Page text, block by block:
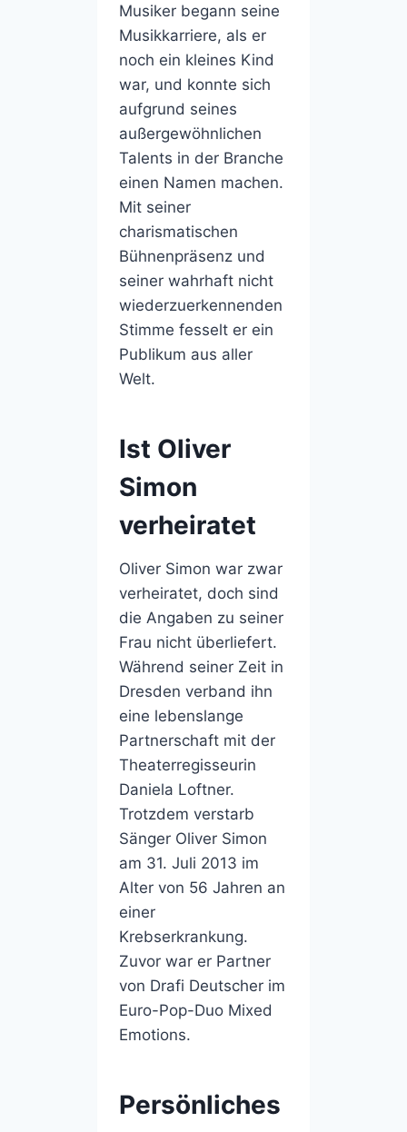
Musiker begann seine
Musikkarriere, als er
noch ein kleines Kind
war, und konnte sich
aufgrund seines
außergewöhnlichen
Talents in der Branche
einen Namen machen.
Mit seiner
charismatischen
Bühnenpräsenz und
seiner wahrhaft nicht
wiederzuerkennenden
Stimme fesselt er ein
Publikum aus aller
Welt.
Ist Oliver
Simon
verheiratet
Oliver Simon war zwar
verheiratet, doch sind
die Angaben zu seiner
Frau nicht überliefert.
Während seiner Zeit in
Dresden verband ihn
eine lebenslange
Partnerschaft mit der
Theaterregisseurin
Daniela Loftner.
Trotzdem verstarb
Sänger Oliver Simon
am 31. Juli 2013 im
Alter von 56 Jahren an
einer
Krebserkrankung.
Zuvor war er Partner
von Drafi Deutscher im
Euro-Pop-Duo Mixed
Emotions.
Persönliches